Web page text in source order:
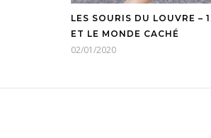
LES SOURIS DU LOUVRE –
ET LE MONDE CACHÉ
02/01/2020